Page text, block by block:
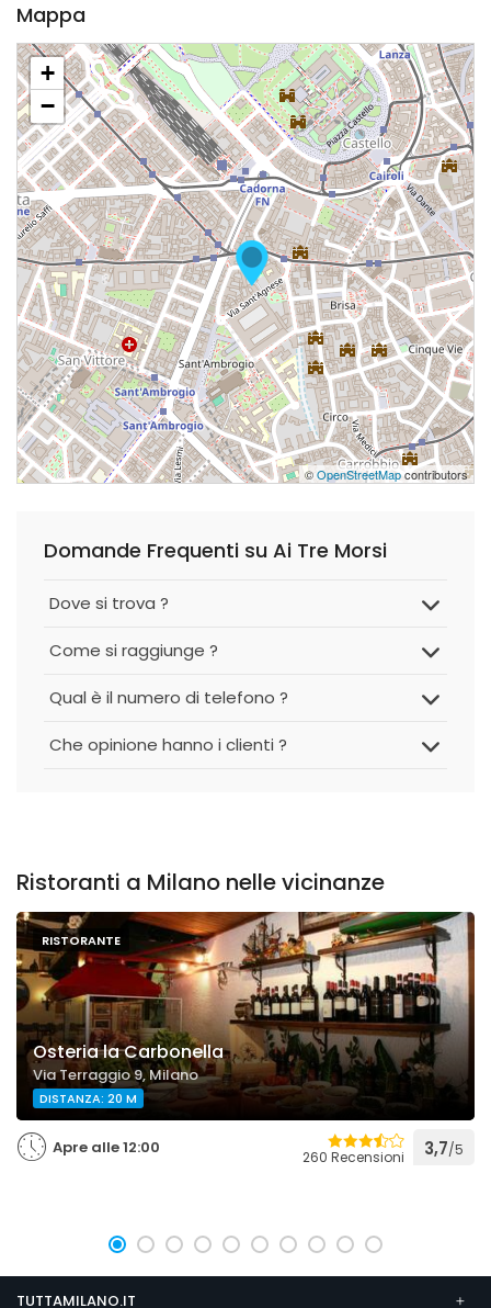
Mappa
+
−
©OpenStreetMapcontributors
Domande Frequenti su Ai Tre Morsi
Dove si trova ?
Come si raggiunge ?
Qual è il numero di telefono ?
Che opinione hanno i clienti ?
Ristoranti a Milano nelle vicinanze
RISTORANTE
Osteria la Carbonella
Via Terraggio 9, Milano
DISTANZA: 20 M
Apre alle 12:00 260 Recensioni 3,7/5
TUTTAMILANO.IT